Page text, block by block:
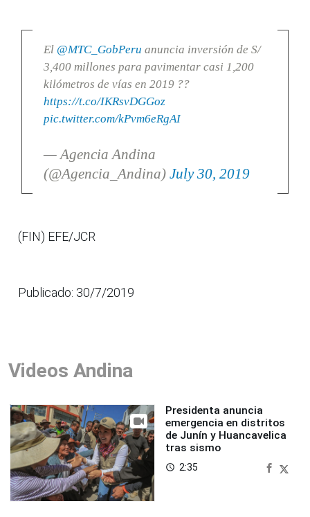
El @MTC_GobPeru anuncia inversión de S/
3,400 millones para pavimentar casi 1,200
kilómetros de vías en 2019 ??
https://t.co/IKRsvDGGoz
pic.twitter.com/kPvm6eRgAI
— Agencia Andina
(@Agencia_Andina) July 30, 2019
(FIN) EFE/JCR
Publicado: 30/7/2019
Videos Andina
Presidenta anuncia
emergencia en distritos
de Junín y Huancavelica
tras sismo
access_time 2:35